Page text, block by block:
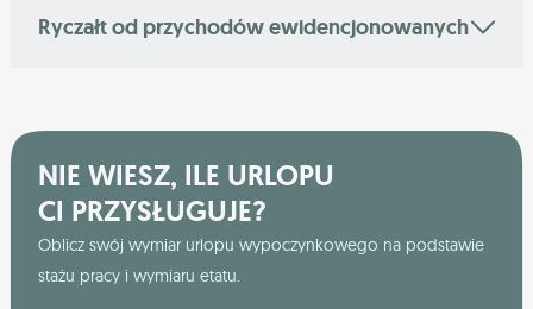
Ryczałt od przychodów ewidencjonowanych
NIE WIESZ, ILE URLOPU
CI PRZYSŁUGUJE?
Oblicz swój wymiar urlopu wypoczynkowego na podstawie
stażu pracy i wymiaru etatu.